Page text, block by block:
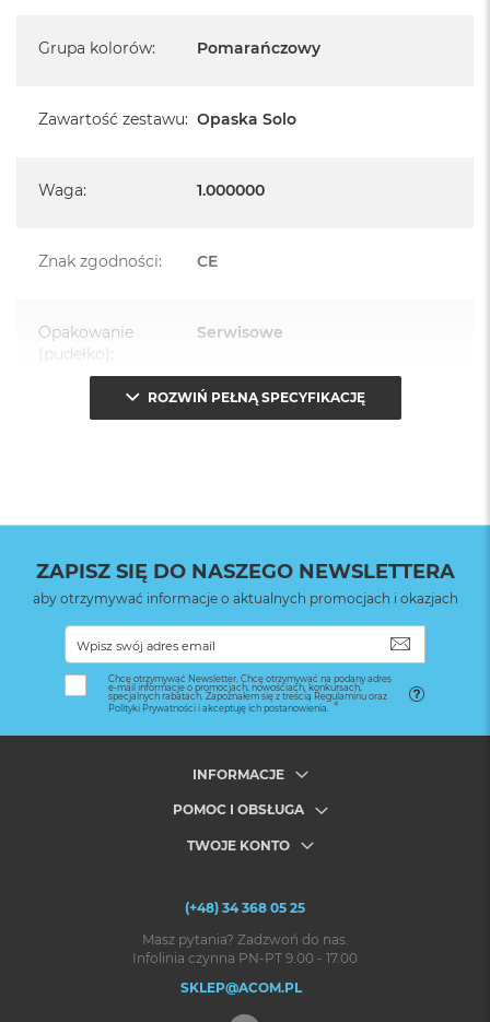
Grupa kolorów: Pomarańczowy
Zawartość zestawu: Opaska Solo
Waga: 1.000000
Znak zgodności: CE
Opakowanie
(pudełko):
Serwisowe
ROZWIŃ PEŁNĄ SPECYFIKACJĘ
ZAPISZ SIĘ DO NASZEGO NEWSLETTERA
aby otrzymywać informacje o aktualnych promocjach i okazjach
Chcę otrzymywać Newsletter. Chcę otrzymywać na podany adres
e-mail informacje o promocjach, nowościach, konkursach,
specjalnych rabatach. Zapoznałem się z treścią Regulaminu oraz
Polityki Prywatności i akceptuję ich postanowienia.
INFORMACJE
POMOC I OBSŁUGA
TWOJE KONTO
(+48) 34 368 05 25
Masz pytania? Zadzwoń do nas.
Infolinia czynna PN-PT 9.00 - 17.00
SKLEP@ACOM.PL